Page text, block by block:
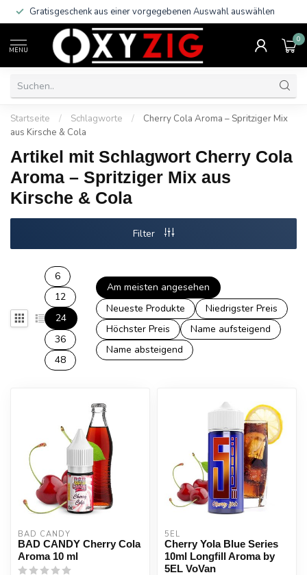
Gratisgeschenk aus einer vorgegebenen Auswahl auswählen
MENU
0
Startseite / Schlagworte /
Cherry Cola Aroma – Spritziger Mix
aus Kirsche & Cola
Artikel mit Schlagwort Cherry Cola
Aroma – Spritziger Mix aus
Kirsche & Cola
Filter
6
12
24
36
48
Am meisten angesehen
Neueste Produkte
Niedrigster Preis
Höchster Preis
Name aufsteigend
Name absteigend
BAD CANDY
BAD CANDY Cherry Cola
Aroma 10 ml
5EL
Cherry Yola Blue Series
10ml Longfill Aroma by
5EL VoVan